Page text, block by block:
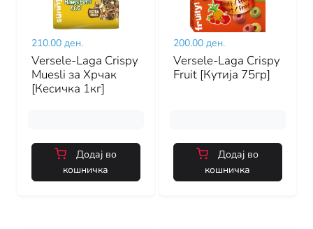
210.00 ден.
Versele-Laga Crispy
Muesli за Хрчак
[Кесичка 1кг]
Додај во
кошничка
200.00 ден.
Versele-Laga Crispy
Fruit [Кутија 75гр]
Додај во
кошничка